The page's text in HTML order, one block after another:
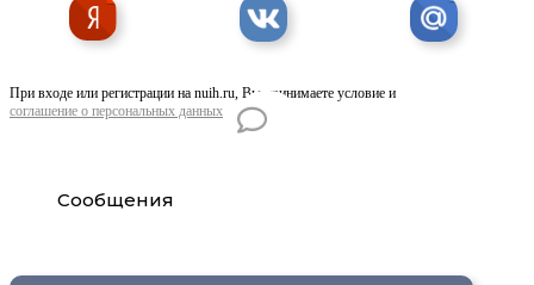
При входе или регистрации на nuih.ru, Вы принимаете условие и
соглашение о персональных данных
Сообщения